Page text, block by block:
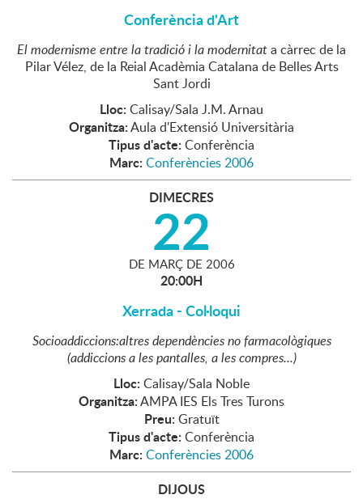
Conferència d'Art
El modernisme entre la tradició i la modernitata càrrec de la
Pilar Vélez, de la Reial Acadèmia Catalana de Belles Arts
Sant Jordi
Lloc: Calisay/Sala J.M. Arnau
Organitza:Aula d'Extensió Universitària
Tipus d'acte: Conferència
Marc: Conferències 2006
DIMECRES
22
DE MARÇ DE 2006
20:00H
Xerrada - Col·loqui
Socioaddiccions:altres dependències no farmacològiques
(addiccions a les pantalles, a les compres...)
Lloc: Calisay/Sala Noble
Organitza:AMPA IES Els Tres Turons
Preu: Gratuït
Tipus d'acte: Conferència
Marc: Conferències 2006
DIJOUS